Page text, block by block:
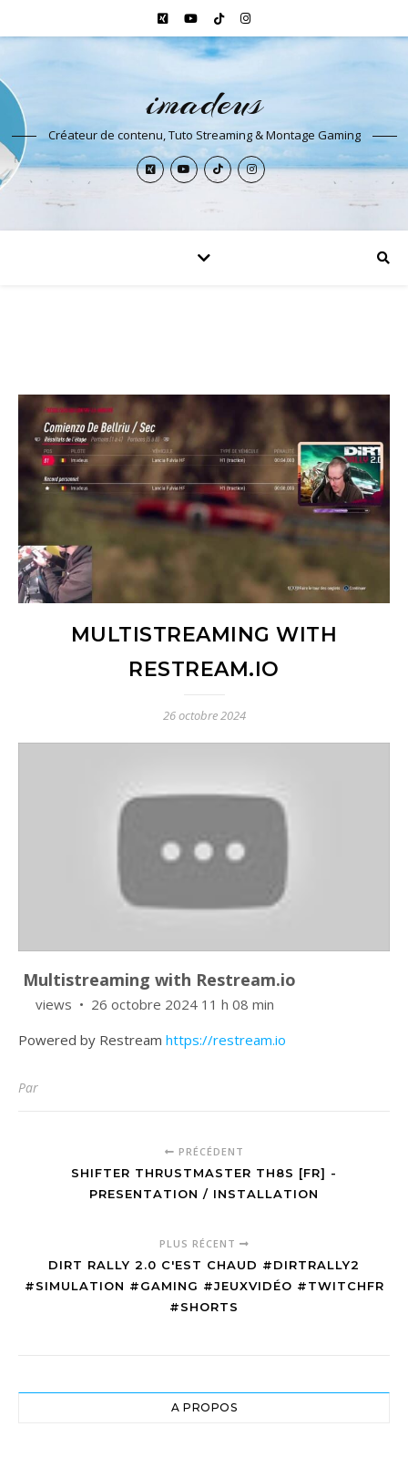
imadeus
Créateur de contenu, Tuto Streaming & Montage Gaming
MULTISTREAMING WITH
RESTREAM.IO
26 octobre 2024
Multistreaming with Restream.io
views
26 octobre 2024 11 h 08 min
Powered by Restream https://restream.io
Par
PRÉCÉDENT
SHIFTER THRUSTMASTER TH8S [FR] -
PRESENTATION / INSTALLATION
PLUS RÉCENT
DIRT RALLY 2.0 C'EST CHAUD #DIRTRALLY2
#SIMULATION #GAMING #JEUXVIDÉO #TWITCHFR
#SHORTS
A PROPOS